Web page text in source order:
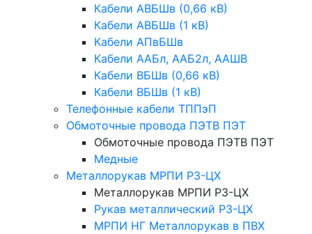
Кабели АВБШв (0,66 кВ)
Кабели АВБШв (1 кВ)
Кабели АПвБШв
Кабели ААБл, ААБ2л, ААШВ
Кабели ВБШв (0,66 кВ)
Кабели ВБШв (1 кВ)
Телефонные кабели ТППэП
Обмоточные провода ПЭТВ ПЭТ
Обмоточные провода ПЭТВ ПЭТ
Медные
Металлорукав МРПИ РЗ-ЦХ
Металлорукав МРПИ РЗ-ЦХ
Рукав металлический Р3-ЦХ
МРПИ НГ Металлорукав в ПВХ